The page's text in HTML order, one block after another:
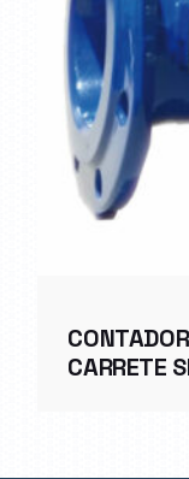
CARRETE